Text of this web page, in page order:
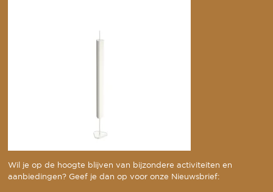
Wil je op de hoogte blijven van bijzondere activiteiten en
aanbiedingen? Geef je dan op voor onze Nieuwsbrief: